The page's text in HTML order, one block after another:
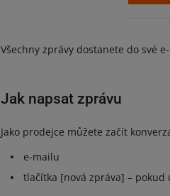
Všechny zprávy dostanete do své
Jak napsat zprávu
Jako prodejce můžete začít
e-mailu
tlačítka [nová zpráva] –